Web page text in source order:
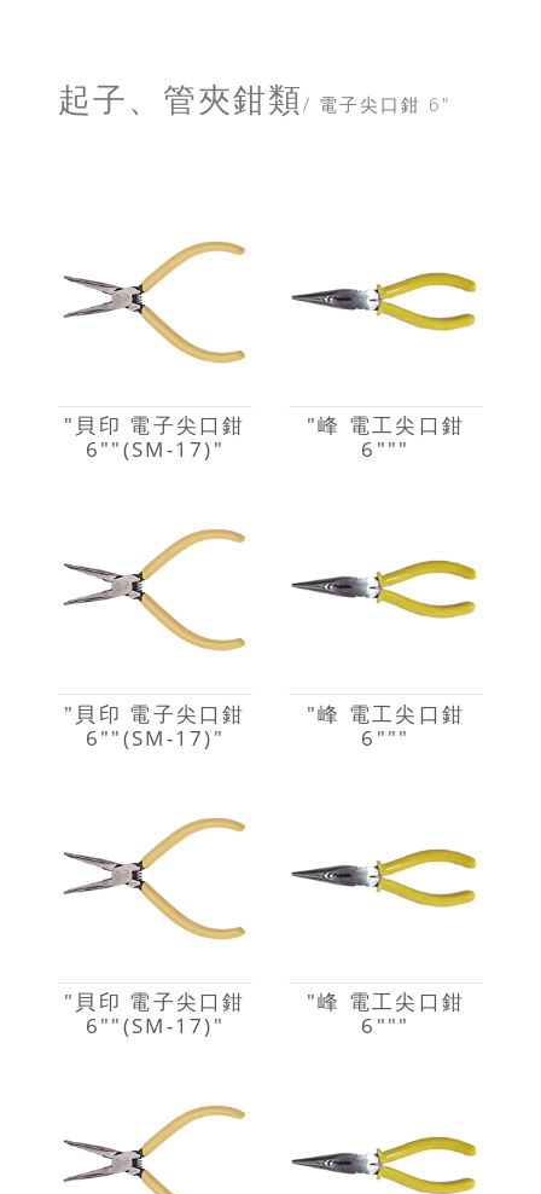
起子、管夾鉗類/ 電子尖口鉗 6"
"貝印 電子尖口鉗
6""(SM-17)"
"峰 電工尖口鉗
6"""
"貝印 電子尖口鉗
6""(SM-17)"
"峰 電工尖口鉗
6"""
"貝印 電子尖口鉗
6""(SM-17)"
"峰 電工尖口鉗
6"""